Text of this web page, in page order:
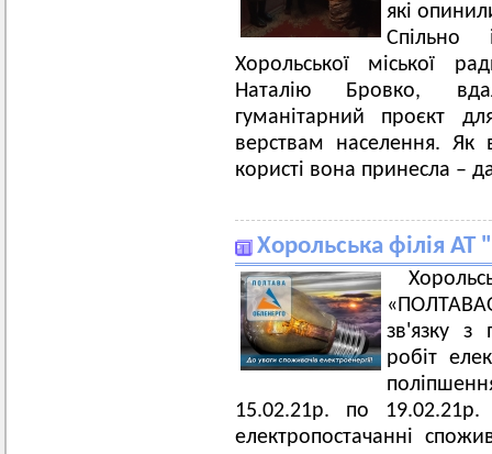
які
Спільно
Хорольської міської
Наталію Бровко,
гуманітарний проєкт
верствам населення. Як
користі вона принесла –
Хорольська філія
зв'язку з
робіт
15.02.21р. по 19.02.21р.
електропостачанні